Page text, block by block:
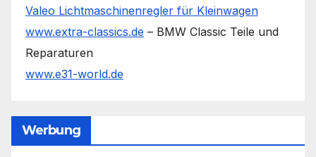
Valeo Lichtmaschinenregler für Kleinwagen
www.extra-classics.de – BMW Classic Teile und
Reparaturen
www.e31-world.de
Werbung